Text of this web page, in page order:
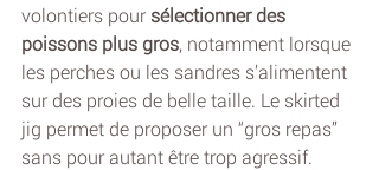
volontiers pour sélectionner des
poissons plus gros, notamment lorsque
les perches ou les sandres s’alimentent
sur des proies de belle taille. Le skirted
jig permet de proposer un “gros repas”
sans pour autant être trop agressif.